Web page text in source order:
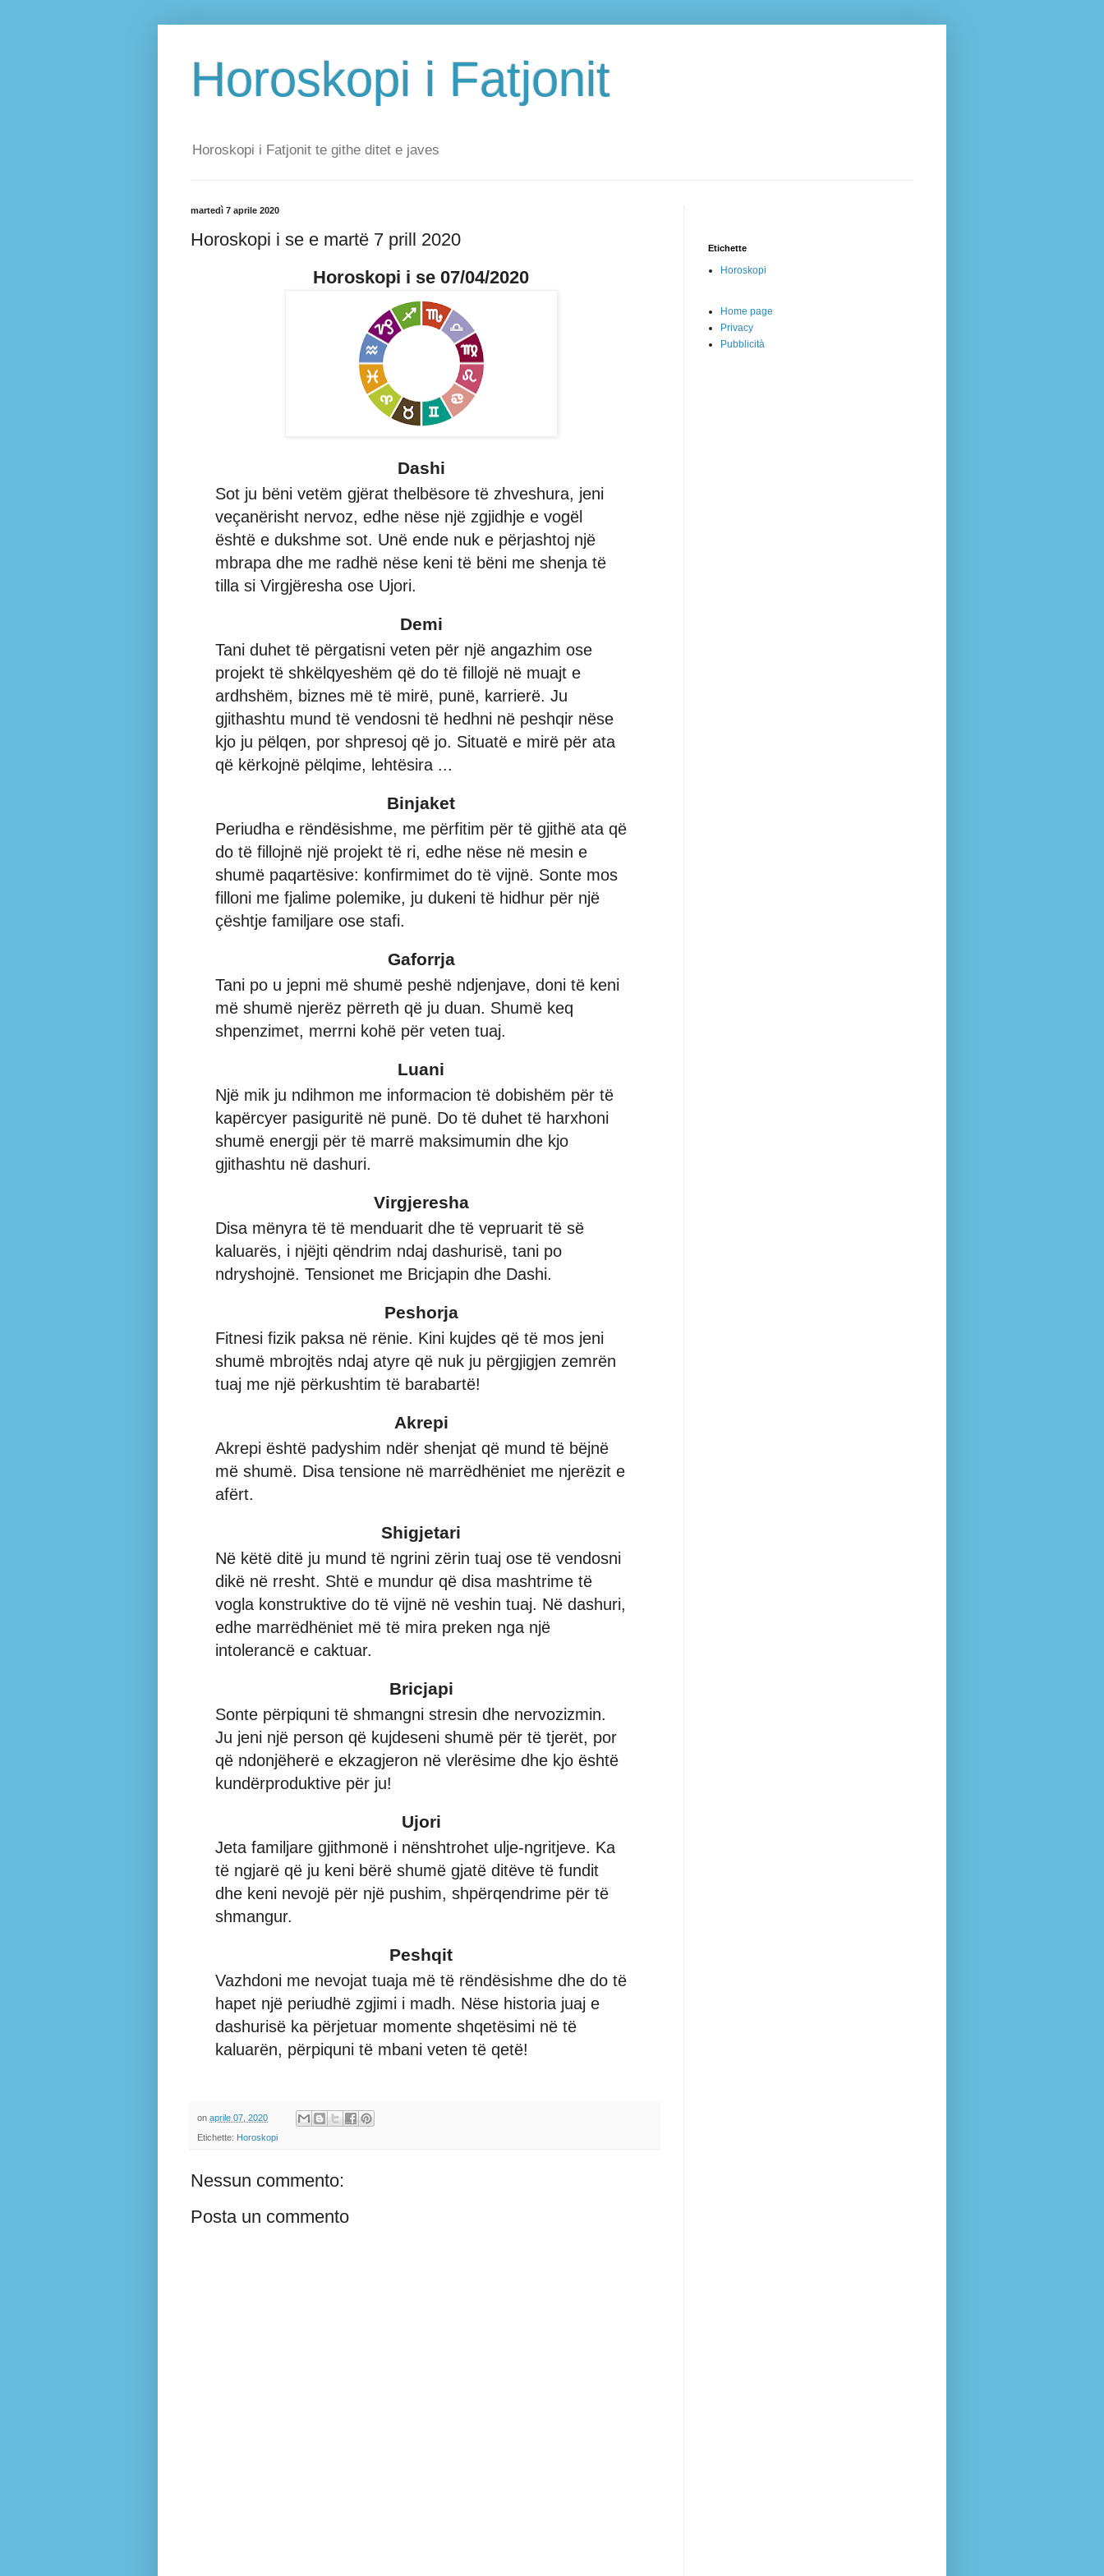
Horoskopi i Fatjonit
Horoskopi i Fatjonit te githe ditet e javes
martedì 7 aprile 2020
Horoskopi i se e martë 7 prill 2020
Horoskopi i se 07/04/2020
Dashi
Sot ju bëni vetëm gjërat thelbësore të zhveshura, jeni
veçanërisht nervoz, edhe nëse një zgjidhje e vogël
është e dukshme sot. Unë ende nuk e përjashtoj një
mbrapa dhe me radhë nëse keni të bëni me shenja të
tilla si Virgjëresha ose Ujori.
Demi
Tani duhet të përgatisni veten për një angazhim ose
projekt të shkëlqyeshëm që do të fillojë në muajt e
ardhshëm, biznes më të mirë, punë, karrierë. Ju
gjithashtu mund të vendosni të hedhni në peshqir nëse
kjo ju pëlqen, por shpresoj që jo. Situatë e mirë për ata
që kërkojnë pëlqime, lehtësira ...
Binjaket
Periudha e rëndësishme, me përfitim për të gjithë ata që
do të fillojnë një projekt të ri, edhe nëse në mesin e
shumë paqartësive: konfirmimet do të vijnë. Sonte mos
filloni me fjalime polemike, ju dukeni të hidhur për një
çështje familjare ose stafi.
Gaforrja
Tani po u jepni më shumë peshë ndjenjave, doni të keni
më shumë njerëz përreth që ju duan. Shumë keq
shpenzimet, merrni kohë për veten tuaj.
Luani
Një mik ju ndihmon me informacion të dobishëm për të
kapërcyer pasiguritë në punë. Do të duhet të harxhoni
shumë energji për të marrë maksimumin dhe kjo
gjithashtu në dashuri.
Virgjeresha
Disa mënyra të të menduarit dhe të vepruarit të së
kaluarës, i njëjti qëndrim ndaj dashurisë, tani po
ndryshojnë. Tensionet me Bricjapin dhe Dashi.
Peshorja
Fitnesi fizik paksa në rënie. Kini kujdes që të mos jeni
shumë mbrojtës ndaj atyre që nuk ju përgjigjen zemrën
tuaj me një përkushtim të barabartë!
Akrepi
Akrepi është padyshim ndër shenjat që mund të bëjnë
më shumë. Disa tensione në marrëdhëniet me njerëzit e
afërt.
Shigjetari
Në këtë ditë ju mund të ngrini zërin tuaj ose të vendosni
dikë në rresht. Shtë e mundur që disa mashtrime të
vogla konstruktive do të vijnë në veshin tuaj. Në dashuri,
edhe marrëdhëniet më të mira preken nga një
intolerancë e caktuar.
Bricjapi
Sonte përpiquni të shmangni stresin dhe nervozizmin.
Ju jeni një person që kujdeseni shumë për të tjerët, por
që ndonjëherë e ekzagjeron në vlerësime dhe kjo është
kundërproduktive për ju!
Ujori
Jeta familjare gjithmonë i nënshtrohet ulje-ngritjeve. Ka
të ngjarë që ju keni bërë shumë gjatë ditëve të fundit
dhe keni nevojë për një pushim, shpërqendrime për të
shmangur.
Peshqit
Vazhdoni me nevojat tuaja më të rëndësishme dhe do të
hapet një periudhë zgjimi i madh. Nëse historia juaj e
dashurisë ka përjetuar momente shqetësimi në të
kaluarën, përpiquni të mbani veten të qetë!
on aprile 07, 2020
Etichette: Horoskopi
Nessun commento:
Posta un commento
Etichette
Horoskopi
Home page
Privacy
Pubblicità